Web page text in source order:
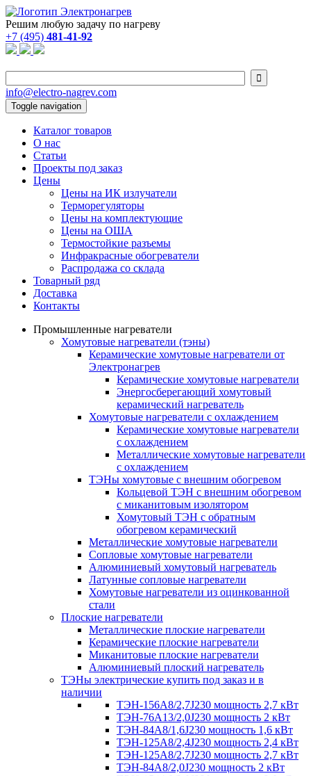
Решим любую задачу по нагреву
+7 (495) 481-41-92

info@electro-nagrev.com
Toggle navigation
Каталог товаров
О нас
Статьи
Проекты под заказ
Цены
Цены на ИК излучатели
Терморегуляторы
Цены на комплектующие
Цены на ОША
Термостойкие разъемы
Инфракрасные обогреватели
Распродажа со склада
Товарный ряд
Доставка
Контакты
Промышленные нагреватели
Хомутовые нагреватели (тэны)
Керамические хомутовые нагреватели от
Электронагрев
Керамические хомутовые нагреватели
Энергосберегающий хомутовый
керамический нагреватель
Хомутовые нагреватели с охлаждением
Керамические хомутовые нагреватели
с охлаждением
Металлические хомутовые нагреватели
с охлаждением
ТЭНы хомутовые с внешним обогревом
Кольцевой ТЭН с внешним обогревом
с миканитовым изолятором
Хомутовый ТЭН с обратным
обогревом керамический
Металлические хомутовые нагреватели
Сопловые хомутовые нагреватели
Алюминиевый хомутовый нагреватель
Латунные сопловые нагреватели
Хомутовые нагреватели из оцинкованной
стали
Плоские нагреватели
Металлические плоские нагреватели
Керамические плоские нагреватели
Миканитовые плоские нагреватели
Алюминиевый плоский нагреватель
ТЭНы электрические купить под заказ и в
наличии
ТЭН-156А8/2,7J230 мощность 2,7 кВт
ТЭН-76А13/2,0J230 мощность 2 кВт
ТЭН-84А8/1,6J230 мощность 1,6 кВт
ТЭН-125А8/2,4J230 мощность 2,4 кВт
ТЭН-125А8/2,7J230 мощность 2,7 кВт
ТЭН-84А8/2,0J230 мощность 2 кВт